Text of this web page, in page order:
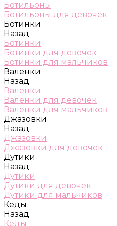
Ботильоны
Ботильоны для девочек
Ботинки
Назад
Ботинки
Ботинки для девочек
Ботинки для мальчиков
Валенки
Назад
Валенки
Валенки для девочек
Валенки для мальчиков
Джазовки
Назад
Джазовки
Джазовки для девочек
Дутики
Назад
Дутики
Дутики для девочек
Дутики для мальчиков
Кеды
Назад
Кеды